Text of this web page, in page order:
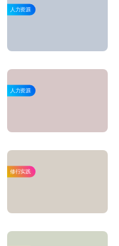
人力资源
人力资源
修行实践